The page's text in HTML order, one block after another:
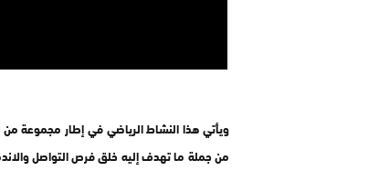
ويأتي هذا النشاط الرياضي في إطار مجموعة
من جملة ما تهدف إليه خلق فرص التواصل